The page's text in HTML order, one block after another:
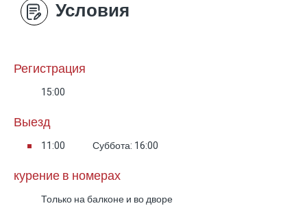
Условия
Регистрация
15:00
Выезд
11:00 Суббота: 16:00
курение в номерах
Только на балконе и во дворе